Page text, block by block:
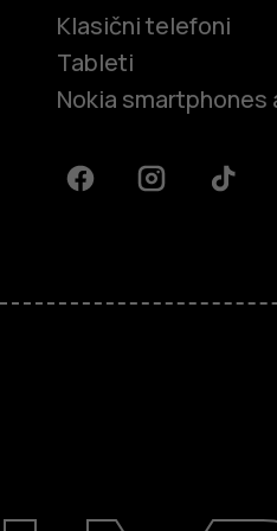
Klasični telefoni
Tableti
Nokia
FacebookInstagramTiktok